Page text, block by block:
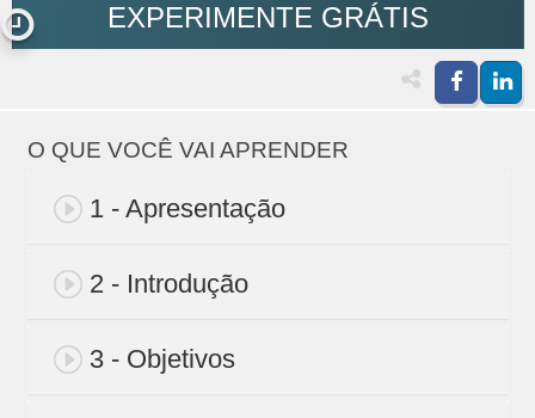
EXPERIMENTE GRÁTIS
O QUE VOCÊ VAI APRENDER
1 - Apresentação
2 - Introdução
3 - Objetivos